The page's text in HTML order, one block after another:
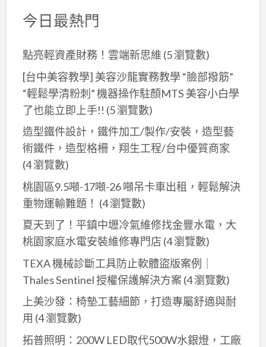
今日最熱門
點亮輕資產財務！雲端新思維 (5 瀏覽數)
[台中美容教學] 美容沙龍實務教學 “臉部撥筋”
“輕鬆學清粉刺” 機器操作駐顏MTS 美容小白學
了也能立即上手!! (5 瀏覽數)
造型鐵件設計，鐵件加工/製作/安裝，造型藝
術鐵件，造型格柵，翔生工程/台中優質商家
(4 瀏覽數)
桃園區9.5噸-17噸-26 噸吊卡車出租，輕鬆解決
重物運輸難題！ (4 瀏覽數)
夏天到了！平鎮中壢冷氣維修找金豐水電，大
桃園家庭水電安裝維修專門店 (4 瀏覽數)
TEXA 機械診斷工具防止軟體盜版案例｜
Thales Sentinel 授權保護解決方案 (4 瀏覽數)
上美沙發：椅墊工藝細節，打造專屬舒適與耐
用 (4 瀏覽數)
拓普照明：200W LED取代500W水銀燈，工廠